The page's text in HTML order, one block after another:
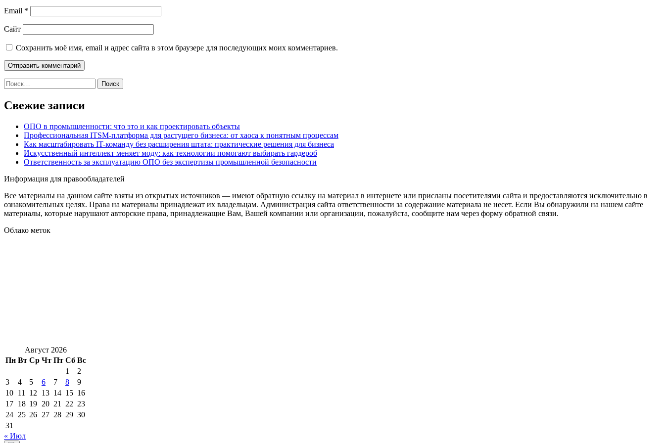
Email *
Сайт
Сохранить моё имя, email и адрес сайта в этом браузере для последующих моих комментариев.
Найти:
Свежие записи
ОПО в промышленности: что это и как проектировать объекты
Профессиональная ITSM-платформа для растущего бизнеса: от хаоса к понятным процессам
Как масштабировать IT-команду без расширения штата: практические решения для бизнеса
Искусственный интеллект меняет моду: как технологии помогают выбирать гардероб
Ответственность за эксплуатацию ОПО без экспертизы промышленной безопасности
Информация для правообладателей
Все материалы на данном сайте взяты из открытых источников — имеют обратную ссылку на материал в интернете или присланы посетителями сайта и предоставляются исключительно в
ознакомительных целях. Права на материалы принадлежат их владельцам. Администрация сайта ответственности за содержание материала не несет. Если Вы обнаружили на нашем сайте
материалы, которые нарушают авторские права, принадлежащие Вам, Вашей компании или организации, пожалуйста, сообщите нам через форму обратной связи.
Облако меток
Август 2026
Пн Вт Ср Чт Пт Сб Вс
1
2
3
4 5 6 7 8
9
10 11 12 13 14 15 16
17 18 19 20 21 22 23
24 25 26 27 28 29 30
31
« Июл